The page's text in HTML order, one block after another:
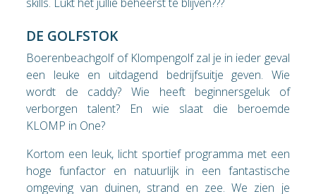
DE GOLFSTOK
Boerenbeachgolf of Klompengolf zal je in ieder geval
een leuke en uitdagend bedrijfsuitje geven. Wie
wordt de caddy? Wie heeft beginnersgeluk of
verborgen talent? En wie slaat die beroemde
KLOMP in One?
Kortom een leuk, licht sportief programma met een
hoge funfactor en natuurlijk in een fantastische
omgeving van duinen, strand en zee. We zien je